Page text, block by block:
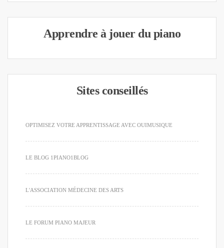
Apprendre à jouer du piano
Sites conseillés
OPTIMISEZ VOTRE APPRENTISSAGE AVEC OUIMUSIQUE
LE BLOG 1PIANO1BLOG
L'ASSOCIATION MÉDECINE DES ARTS
LE FORUM PIANO MAJEUR